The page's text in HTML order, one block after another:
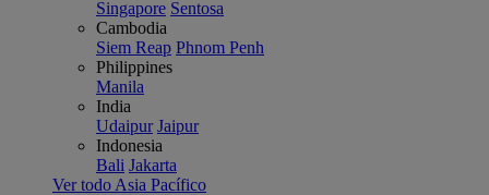
Singapore Sentosa
Cambodia
Siem Reap Phnom Penh
Philippines
Manila
India
Udaipur Jaipur
Indonesia
Bali Jakarta
Ver todo Asia Pacífico